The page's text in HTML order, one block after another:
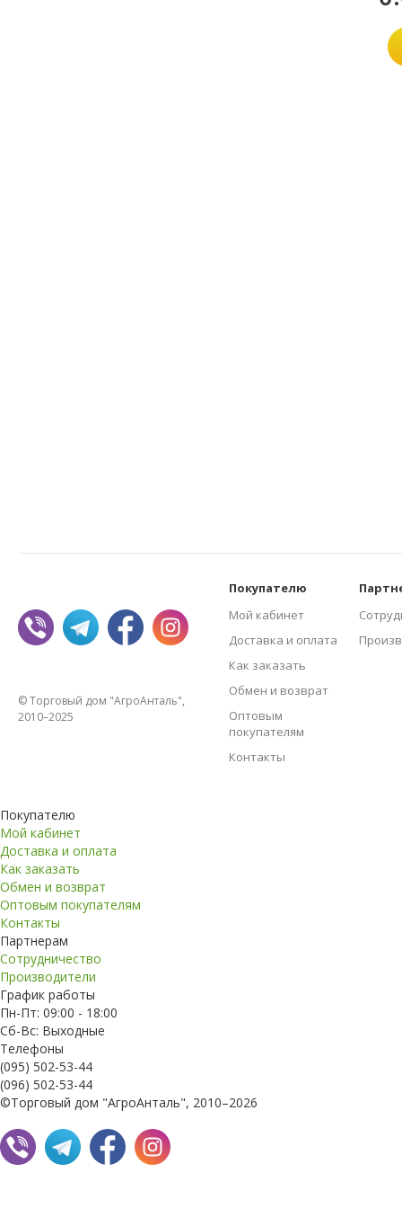
© Торговый дом "АгроАнталь",
2010–2025
Покупателю
Мой кабинет
Доставка и оплата
Как заказать
Обмен и возврат
Оптовым
покупателям
Контакты
Покупателю
Мой кабинет
Доставка и оплата
Как заказать
Обмен и возврат
Оптовым покупателям
Контакты
Партнерам
Сотрудничество
Производители
График работы
Пн-Пт: 09:00 - 18:00
Сб-Вс: Выходные
Телефоны
(095) 502-53-44
(096) 502-53-44
©Торговый дом "АгроАнталь", 2010–2026